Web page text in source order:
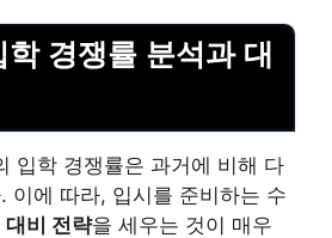
경쟁률 분석과 대
입학 경쟁률은 과거에 비해 다
이에 따라, 입시를 준비하는 수
대비 전략을 세우는 것이 매우